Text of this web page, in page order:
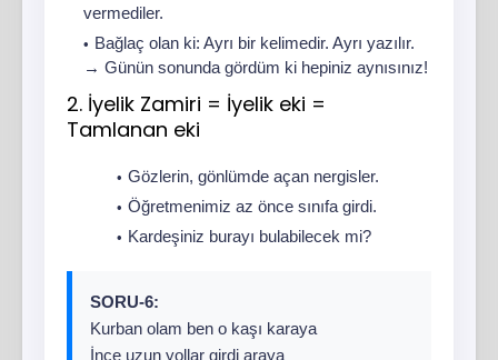
vermediler.
Bağlaç olan ki: Ayrı bir kelimedir. Ayrı yazılır.
→ Günün sonunda gördüm ki hepiniz aynısınız!
2. İyelik Zamiri = İyelik eki =
Tamlanan eki
Gözlerin, gönlümde açan nergisler.
Öğretmenimiz az önce sınıfa girdi.
Kardeşiniz burayı bulabilecek mi?
SORU-6:
Kurban olam ben o kaşı karaya
İnce uzun yollar girdi araya